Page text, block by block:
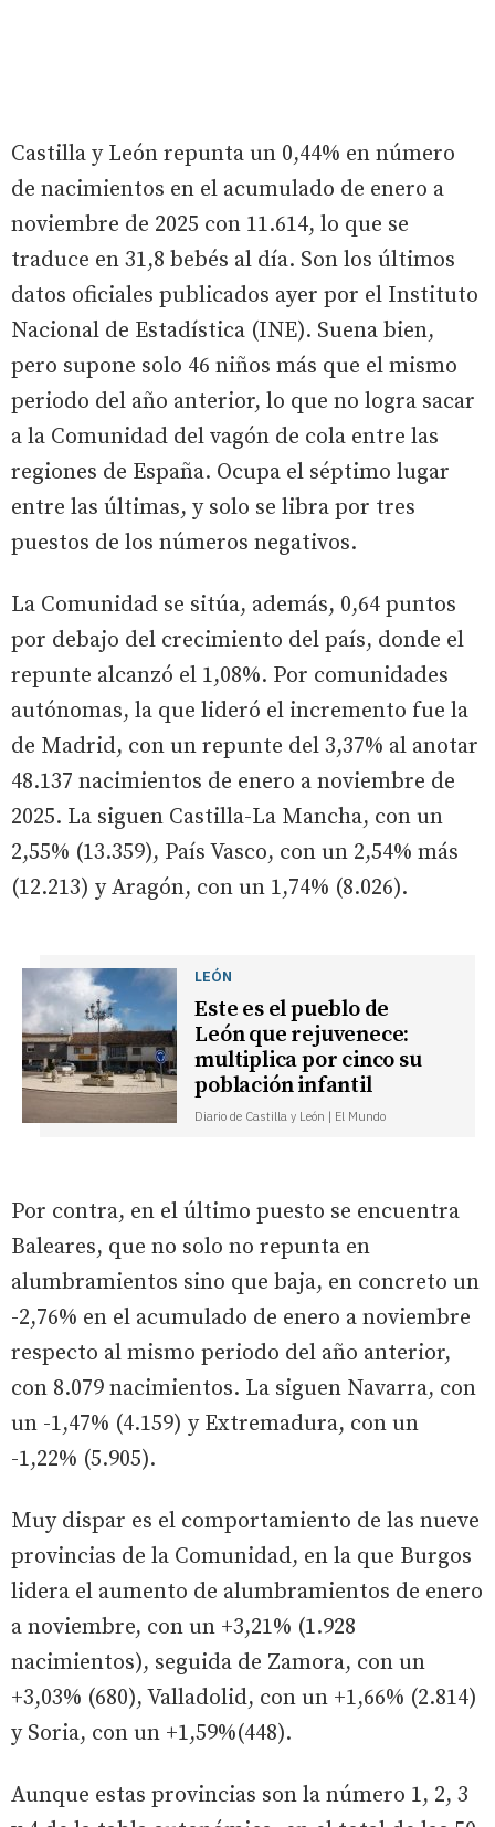
Castilla y León repunta un 0,44% en número
de nacimientos en el acumulado de enero a
noviembre de 2025 con 11.614, lo que se
traduce en 31,8 bebés al día. Son los últimos
datos oficiales publicados ayer por el Instituto
Nacional de Estadística (INE). Suena bien,
pero supone solo 46 niños más que el mismo
periodo del año anterior, lo que no logra sacar
a la Comunidad del vagón de cola entre las
regiones de España. Ocupa el séptimo lugar
entre las últimas, y solo se libra por tres
puestos de los números negativos.
La Comunidad se sitúa, además, 0,64 puntos
por debajo del crecimiento del país, donde el
repunte alcanzó el 1,08%. Por comunidades
autónomas, la que lideró el incremento fue la
de Madrid, con un repunte del 3,37% al anotar
48.137 nacimientos de enero a noviembre de
2025. La siguen Castilla-La Mancha, con un
2,55% (13.359), País Vasco, con un 2,54% más
(12.213) y Aragón, con un 1,74% (8.026).
LEÓN
Este es el pueblo de
León que rejuvenece:
multiplica por cinco su
población infantil
Diario de Castilla y León | El Mundo
Por contra, en el último puesto se encuentra
Baleares, que no solo no repunta en
alumbramientos sino que baja, en concreto un
-2,76% en el acumulado de enero a noviembre
respecto al mismo periodo del año anterior,
con 8.079 nacimientos. La siguen Navarra, con
un -1,47% (4.159) y Extremadura, con un
-1,22% (5.905).
Muy dispar es el comportamiento de las nueve
provincias de la Comunidad, en la que Burgos
lidera el aumento de alumbramientos de enero
a noviembre, con un +3,21% (1.928
nacimientos), seguida de Zamora, con un
+3,03% (680), Valladolid, con un +1,66% (2.814)
y Soria, con un +1,59%(448).
Aunque estas provincias son la número 1, 2, 3